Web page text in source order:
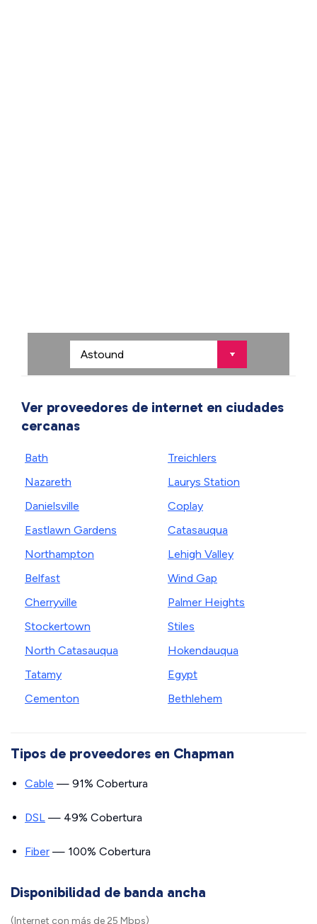
Ver proveedores de internet en ciudades
cercanas
Bath
Nazareth
Danielsville
Eastlawn Gardens
Northampton
Belfast
Cherryville
Stockertown
North Catasauqua
Tatamy
Cementon
Treichlers
Laurys Station
Coplay
Catasauqua
Lehigh Valley
Wind Gap
Palmer Heights
Stiles
Hokendauqua
Egypt
Bethlehem
Tipos de proveedores en Chapman
Cable — 91% Cobertura
DSL — 49% Cobertura
Fiber — 100% Cobertura
Disponibilidad de banda ancha
(Internet con más de 25 Mbps)